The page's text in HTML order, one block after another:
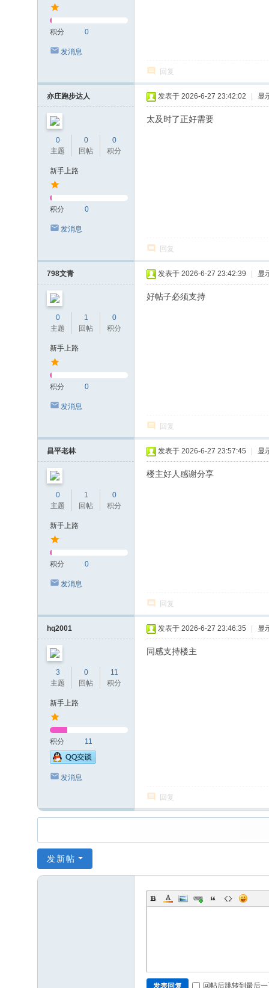
积分 0
发消息
回复
亦庄跑步达人
0
主题
0
回帖
0
积分
新手上路
积分 0
发消息
发表于 2026-6-27 23:42:02 显
太及时了正好需要
回复
798文青
0
主题
1
回帖
0
积分
新手上路
积分 0
发消息
发表于 2026-6-27 23:42:39 显
好帖子必须支持
回复
昌平老林
0
主题
1
回帖
0
积分
新手上路
积分 0
发消息
发表于 2026-6-27 23:57:45 显
楼主好人感谢分享
回复
hq2001
3
主题
0
回帖
11
积分
新手上路
积分 11
发消息
发表于 2026-6-27 23:46:35 显
同感支持楼主
回复
发新帖
发表回复 回帖后跳转到最后